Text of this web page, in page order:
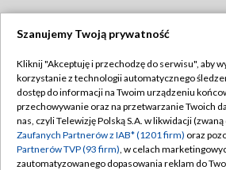
TVP
Abonament TVP
Emisja w TVP
Centrum informacji TVP
Regulamin TVP
Polityka
Moje zgody
Szanujemy Twoją prywatność
Kliknij "Akceptuję i przechodzę do serwisu", aby
korzystanie z technologii automatycznego
dostęp do informacji na Twoim urządzeniu
przechowywanie oraz na przetwarzanie Twoich
nas, czyli Telewizję Polską S.A. w likwidacji
Zaufanych Partnerów z IAB* (1201 firm) oraz
Partnerów TVP (93 firm), w celach
zautomatyzowanego dopasowania reklam do